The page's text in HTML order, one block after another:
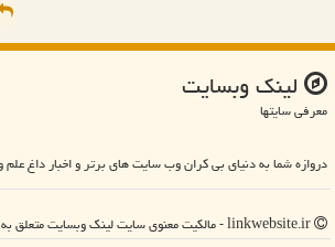
لینك وبسایت
معرفی سایتها
دروازه شما به دنیای بی کران وب سایت های برتر و اخبار داغ علم